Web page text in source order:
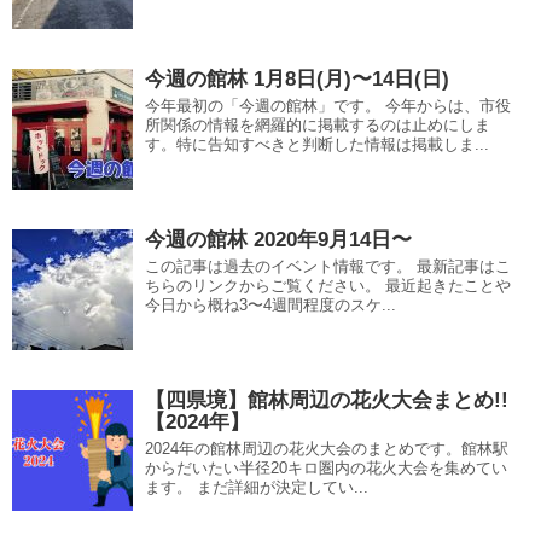
今週の館林 1月8日(月)〜14日(日)
今年最初の「今週の館林」です。 今年からは、市役
所関係の情報を網羅的に掲載するのは止めにしま
す。特に告知すべきと判断した情報は掲載しま...
今週の館林 2020年9月14日〜
この記事は過去のイベント情報です。 最新記事はこ
ちらのリンクからご覧ください。 最近起きたことや
今日から概ね3〜4週間程度のスケ...
【四県境】館林周辺の花火大会まとめ!!
【2024年】
2024年の館林周辺の花火大会のまとめです。館林駅
からだいたい半径20キロ圏内の花火大会を集めてい
ます。 まだ詳細が決定してい...